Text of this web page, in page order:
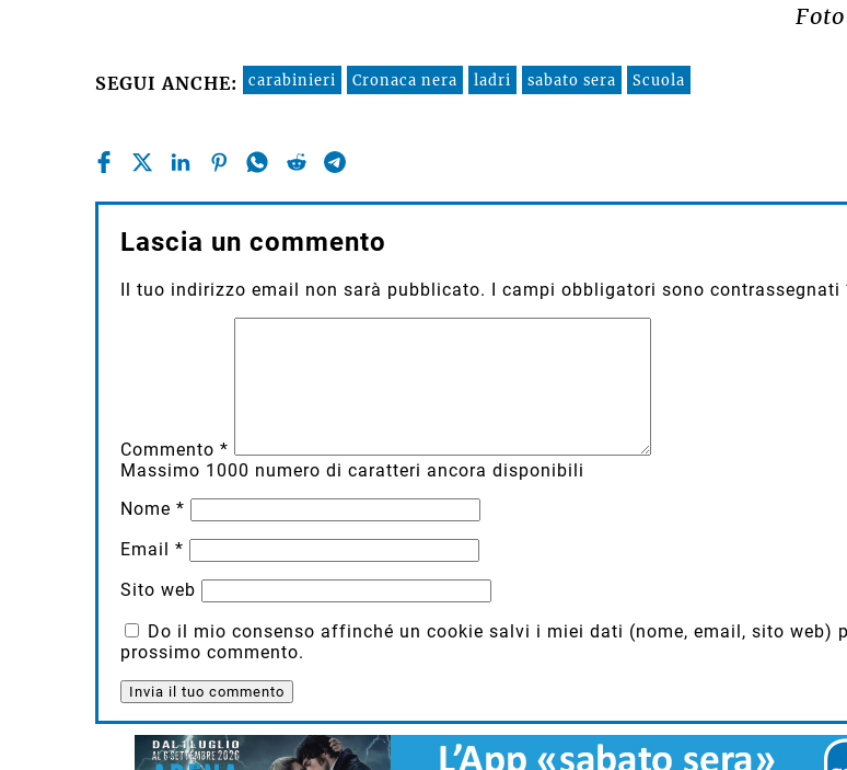
SEGUI ANCHE: carabinieri Cronaca nera ladri sabato sera Scuola
Lascia un commento
Il tuo indirizzo email non sarà pubblicato. I campi obbligatori sono contrassegnati
Commento *
Massimo 1000 numero di caratteri ancora disponibili
Nome *
Email *
Sito web
Do il mio consenso affinché un cookie salvi i miei dati (nome, email, sito web)
prossimo commento.